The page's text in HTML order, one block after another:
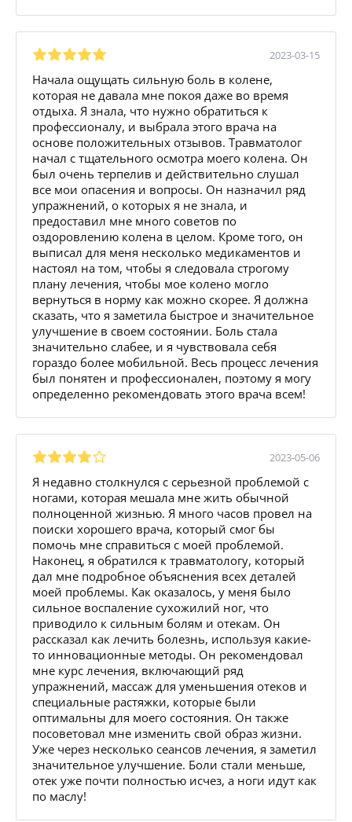
2023-03-15
Начала ощущать сильную боль в колене,
которая не давала мне покоя даже во время
отдыха. Я знала, что нужно обратиться к
профессионалу, и выбрала этого врача на
основе положительных отзывов. Травматолог
начал с тщательного осмотра моего колена. Он
был очень терпелив и действительно слушал
все мои опасения и вопросы. Он назначил ряд
упражнений, о которых я не знала, и
предоставил мне много советов по
оздоровлению колена в целом. Кроме того, он
выписал для меня несколько медикаментов и
настоял на том, чтобы я следовала строгому
плану лечения, чтобы мое колено могло
вернуться в норму как можно скорее. Я должна
сказать, что я заметила быстрое и значительное
улучшение в своем состоянии. Боль стала
значительно слабее, и я чувствовала себя
гораздо более мобильной. Весь процесс лечения
был понятен и профессионален, поэтому я могу
определенно рекомендовать этого врача всем!
2023-05-06
Я недавно столкнулся с серьезной проблемой с
ногами, которая мешала мне жить обычной
полноценной жизнью. Я много часов провел на
поиски хорошего врача, который смог бы
помочь мне справиться с моей проблемой.
Наконец, я обратился к травматологу, который
дал мне подробное объяснения всех деталей
моей проблемы. Как оказалось, у меня было
сильное воспаление сухожилий ног, что
приводило к сильным болям и отекам. Он
рассказал как лечить болезнь, используя какие-
то инновационные методы. Он рекомендовал
мне курс лечения, включающий ряд
упражнений, массаж для уменьшения отеков и
специальные растяжки, которые были
оптимальны для моего состояния. Он также
посоветовал мне изменить свой образ жизни.
Уже через несколько сеансов лечения, я заметил
значительное улучшение. Боли стали меньше,
отек уже почти полностью исчез, а ноги идут как
по маслу!